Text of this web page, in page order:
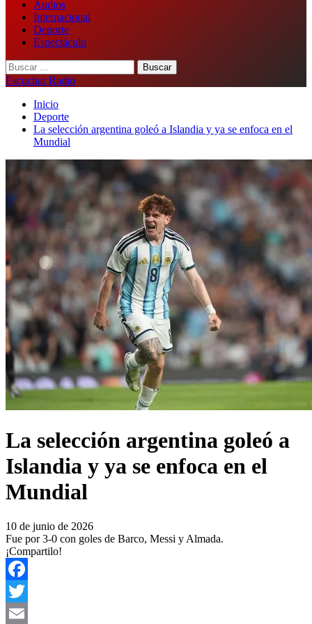
Audios
Internacional
Deporte
Espectáculo
Buscar:
Escuchar Radio
Inicio
Deporte
La selección argentina goleó a Islandia y ya se enfoca en el
Mundial
La selección argentina goleó a
Islandia y ya se enfoca en el
Mundial
10 de junio de 2026
Fue por 3-0 con goles de Barco, Messi y Almada.
¡Compartilo!
Facebook
Twitter